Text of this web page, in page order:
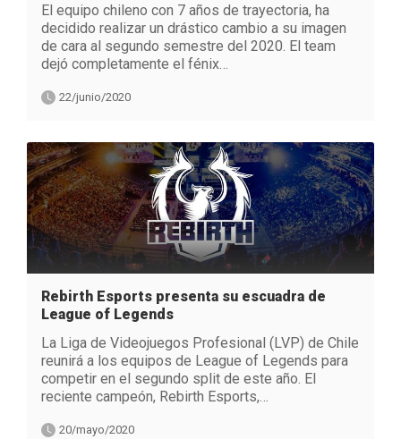
El equipo chileno con 7 años de trayectoria, ha
decidido realizar un drástico cambio a su imagen
de cara al segundo semestre del 2020. El team
dejó completamente el fénix…
22/junio/2020
Rebirth Esports presenta su escuadra de
League of Legends
La Liga de Videojuegos Profesional (LVP) de Chile
reunirá a los equipos de League of Legends para
competir en el segundo split de este año. El
reciente campeón, Rebirth Esports,…
20/mayo/2020